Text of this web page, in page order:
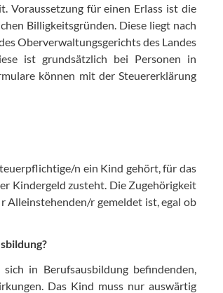
Voraussetzung für einen Erlass ist die
Billigkeitsgründen. Diese liegt nach
Oberverwaltungsgerichts des Landes
ist grundsätzlich bei Personen in
können mit der Steuererklärung
n ein Kind gehört, für das
Kindergeld zusteht. Die Zugehörigkeit
Alleinstehenden/r gemeldet ist, egal ob
in Berufsausbildung befindenden,
Das Kind muss nur auswärtig